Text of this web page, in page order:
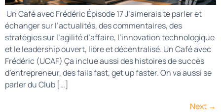
Un Café avec Frédéric Épisode 17 J’aimerais te parler et
échanger sur l’actualités, des commentaires, des
stratégies sur l’agilité d’affaire, l’innovation technologique
et le leadership ouvert, libre et décentralisé. Un Café avec
Frédéric (UCAF) Ça inclue aussi des histoires de succès
d’entrepreneur, des fails fast, get up faster. On va aussi se
parler du Club […]
Next →